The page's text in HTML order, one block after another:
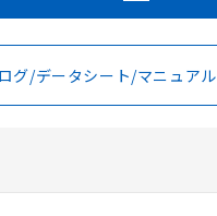
グ/データシート/マニュアル